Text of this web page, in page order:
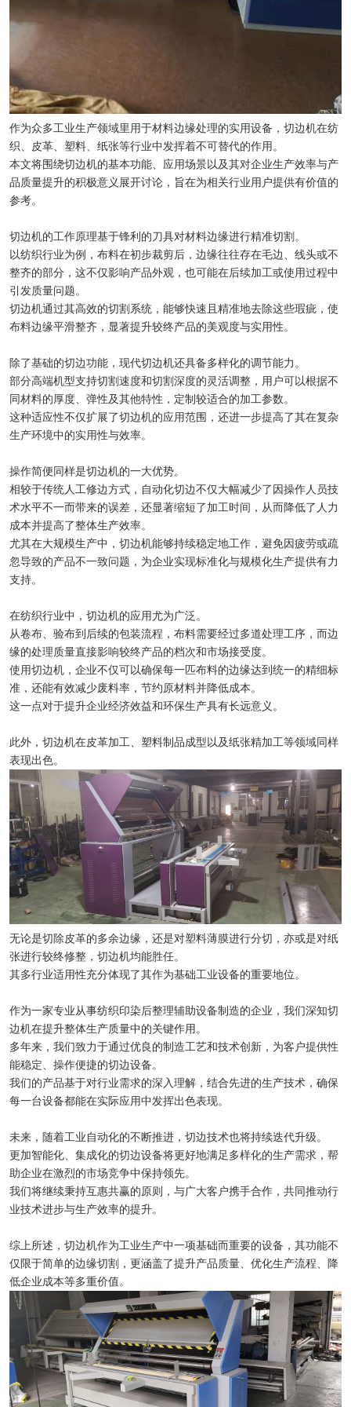
作为众多工业生产领域里用于材料边缘处理的实用设备，切边机在纺
织、皮革、塑料、纸张等行业中发挥着不可替代的作用。
本文将围绕切边机的基本功能、应用场景以及其对企业生产效率与产
品质量提升的积极意义展开讨论，旨在为相关行业用户提供有价值的
参考。
切边机的工作原理基于锋利的刀具对材料边缘进行精准切割。
以纺织行业为例，布料在初步裁剪后，边缘往往存在毛边、线头或不
整齐的部分，这不仅影响产品外观，也可能在后续加工或使用过程中
引发质量问题。
切边机通过其高效的切割系统，能够快速且精准地去除这些瑕疵，使
布料边缘平滑整齐，显著提升较终产品的美观度与实用性。
除了基础的切边功能，现代切边机还具备多样化的调节能力。
部分高端机型支持切割速度和切割深度的灵活调整，用户可以根据不
同材料的厚度、弹性及其他特性，定制较适合的加工参数。
这种适应性不仅扩展了切边机的应用范围，还进一步提高了其在复杂
生产环境中的实用性与效率。
操作简便同样是切边机的一大优势。
相较于传统人工修边方式，自动化切边不仅大幅减少了因操作人员技
术水平不一而带来的误差，还显著缩短了加工时间，从而降低了人力
成本并提高了整体生产效率。
尤其在大规模生产中，切边机能够持续稳定地工作，避免因疲劳或疏
忽导致的产品不一致问题，为企业实现标准化与规模化生产提供有力
支持。
在纺织行业中，切边机的应用尤为广泛。
从卷布、验布到后续的包装流程，布料需要经过多道处理工序，而边
缘的处理质量直接影响较终产品的档次和市场接受度。
使用切边机，企业不仅可以确保每一匹布料的边缘达到统一的精细标
准，还能有效减少废料率，节约原材料并降低成本。
这一点对于提升企业经济效益和环保生产具有长远意义。
此外，切边机在皮革加工、塑料制品成型以及纸张精加工等领域同样
表现出色。
无论是切除皮革的多余边缘，还是对塑料薄膜进行分切，亦或是对纸
张进行较终修整，切边机均能胜任。
其多行业适用性充分体现了其作为基础工业设备的重要地位。
作为一家专业从事纺织印染后整理辅助设备制造的企业，我们深知切
边机在提升整体生产质量中的关键作用。
多年来，我们致力于通过优良的制造工艺和技术创新，为客户提供性
能稳定、操作便捷的切边设备。
我们的产品基于对行业需求的深入理解，结合先进的生产技术，确保
每一台设备都能在实际应用中发挥出色表现。
未来，随着工业自动化的不断推进，切边技术也将持续迭代升级。
更加智能化、集成化的切边设备将更好地满足多样化的生产需求，帮
助企业在激烈的市场竞争中保持领先。
我们将继续秉持互惠共赢的原则，与广大客户携手合作，共同推动行
业技术进步与生产效率的提升。
综上所述，切边机作为工业生产中一项基础而重要的设备，其功能不
仅限于简单的边缘切割，更涵盖了提升产品质量、优化生产流程、降
低企业成本等多重价值。